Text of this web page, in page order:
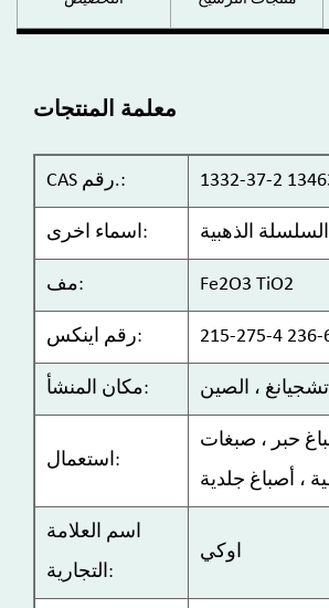
معلمة المنتجات
CAS رقم.: 1332-37-2
اسماء اخرى: السلسلة الذهبية
مف: Fe2O3 TiO2
رقم اينكس: 215-275-4 236-
مكان المنشأ: تشجيانغ ، الصين
استعمال:
حبر ، صبغات
، أصباغ جلدية
اسم العلامة
التجارية:
اوكي